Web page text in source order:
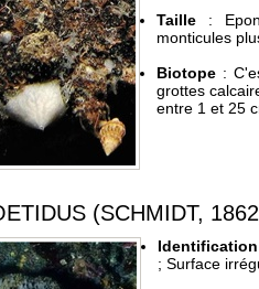
Taille :
monticules
Biotope :
grottes
entre 1 et 25
(SCHMIDT,
Identification
; Surface